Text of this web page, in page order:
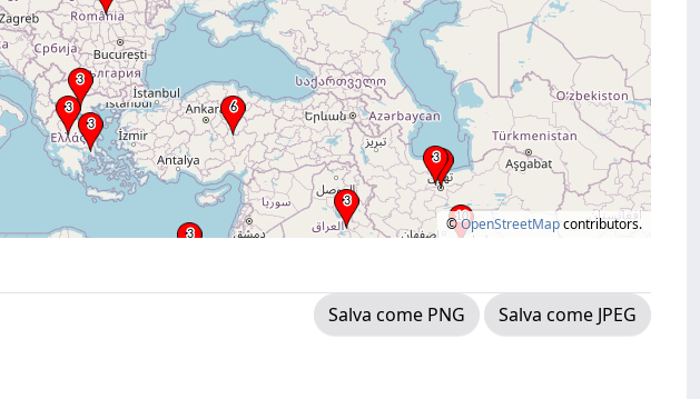
©OpenStreetMapcontributors.
Salva come PNG
Salva come JPEG